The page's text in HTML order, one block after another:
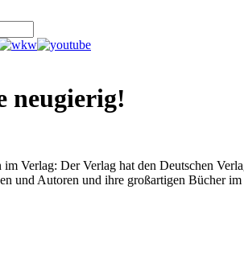
neugierig!
im Verlag: Der Verlag hat den Deutschen
und Autoren und ihre großartigen Bücher